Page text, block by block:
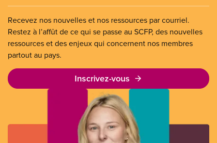
Recevez nos nouvelles et nos ressources par courriel.
Restez à l’affût de ce qui se passe au SCFP, des nouvelles
ressources et des enjeux qui concernent nos membres
partout au pays.
Inscrivez-vous